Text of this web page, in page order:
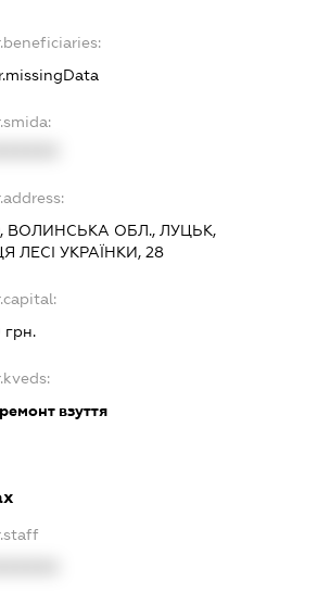
ВОЛИНСЬКА ОБЛ., ЛУЦЬК,
ЛЕСІ УКРАЇНКИ, 28
грн.
взуття